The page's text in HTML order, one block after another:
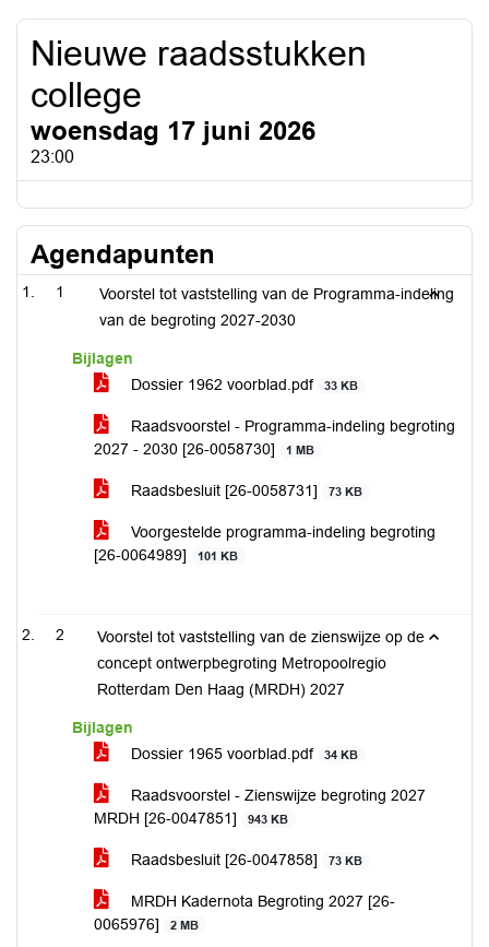
Nieuwe raadsstukken
college
woensdag 17 juni 2026
23:00
Agendapunten
1
Voorstel tot vaststelling van de Programma-indeling
van de begroting 2027-2030
Bijlagen
Dossier 1962 voorblad.pdf
33 KB
Raadsvoorstel - Programma-indeling begroting
2027 - 2030 [26-0058730]
1 MB
Raadsbesluit [26-0058731] 73 KB
Voorgestelde programma-indeling begroting
[26-0064989]
101 KB
2
Voorstel tot vaststelling van de zienswijze op de
concept ontwerpbegroting Metropoolregio
Rotterdam Den Haag (MRDH) 2027
Bijlagen
Dossier 1965 voorblad.pdf
34 KB
Raadsvoorstel - Zienswijze begroting 2027
MRDH [26-0047851]
943 KB
Raadsbesluit [26-0047858] 73 KB
MRDH Kadernota Begroting 2027 [26-
0065976]
2 MB